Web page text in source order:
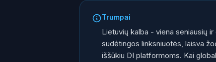
Trumpai
Lietuvių kalba - viena seniausių
sudėtingos linksniuotės, laisva
iššūkiu DI platformoms. Kai